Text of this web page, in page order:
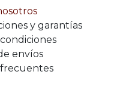
y garantías
envíos